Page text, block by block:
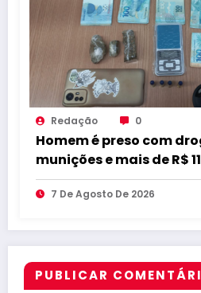
Redação 0
Homem é preso com
munições e mais de R$
operação em Marcação
7 De Agosto De 2026
PUBLICAR